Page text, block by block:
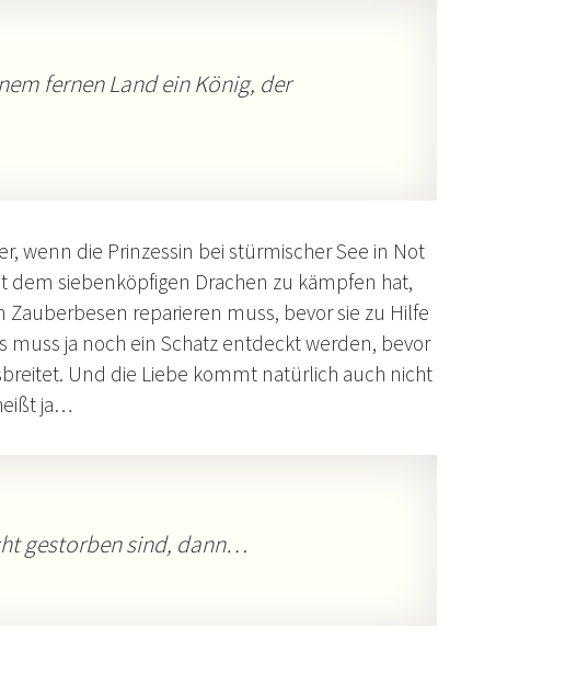
fernen Land ein König, der
wenn die Prinzessin bei stürmischer See in Not
dem siebenköpfigen Drachen zu kämpfen hat,
Zauberbesen reparieren muss, bevor sie zu Hilfe
muss ja noch ein Schatz entdeckt werden, bevor
Und die Liebe kommt natürlich auch nicht
ja…
gestorben sind, dann…